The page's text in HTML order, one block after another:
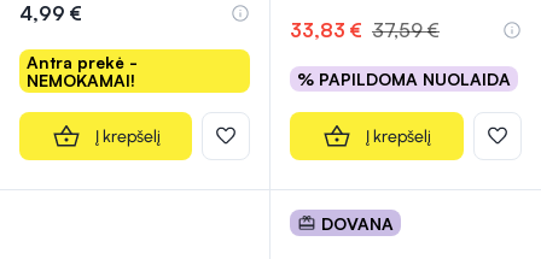
4,99 €
Antra prekė -
NEMOKAMAI!
Į krepšelį
33,83 € 37,59 €
% PAPILDOMA NUOLAIDA
Į krepšelį
DOVANA